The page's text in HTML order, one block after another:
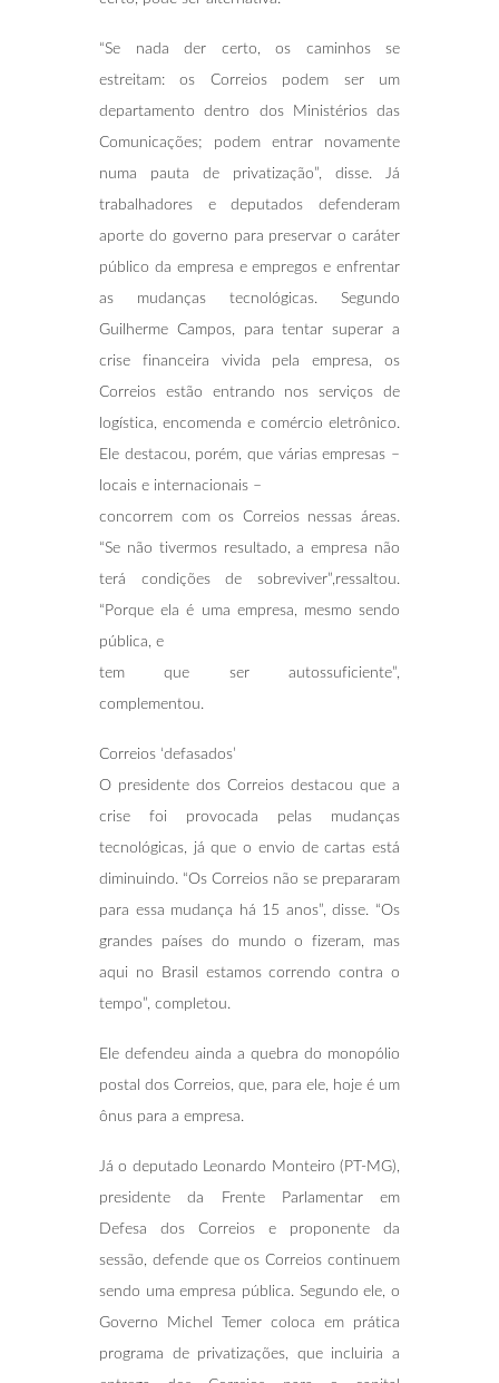
“Se nada der certo, os caminhos se
estreitam: os Correios podem ser um
departamento dentro dos Ministérios das
Comunicações; podem entrar novamente
numa pauta de privatização”, disse. Já
trabalhadores e deputados defenderam
aporte do governo para preservar o caráter
público da empresa e empregos e enfrentar
as mudanças tecnológicas. Segundo
Guilherme Campos, para tentar superar a
crise financeira vivida pela empresa, os
Correios estão entrando nos serviços de
logística, encomenda e comércio eletrônico.
Ele destacou, porém, que várias empresas –
locais e internacionais –
concorrem com os Correios nessas áreas.
“Se não tivermos resultado, a empresa não
terá condições de sobreviver”,ressaltou.
“Porque ela é uma empresa, mesmo sendo
pública, e
tem que ser autossuficiente”,
complementou.
Correios ‘defasados’
O presidente dos Correios destacou que a
crise foi provocada pelas mudanças
tecnológicas, já que o envio de cartas está
diminuindo. “Os Correios não se prepararam
para essa mudança há 15 anos”, disse. “Os
grandes países do mundo o fizeram, mas
aqui no Brasil estamos correndo contra o
tempo”, completou.
Ele defendeu ainda a quebra do monopólio
postal dos Correios, que, para ele, hoje é um
ônus para a empresa.
Já o deputado Leonardo Monteiro (PT-MG),
presidente da Frente Parlamentar em
Defesa dos Correios e proponente da
sessão, defende que os Correios continuem
sendo uma empresa pública. Segundo ele, o
Governo Michel Temer coloca em prática
programa de privatizações, que incluiria a